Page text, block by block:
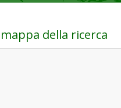
della ricerca